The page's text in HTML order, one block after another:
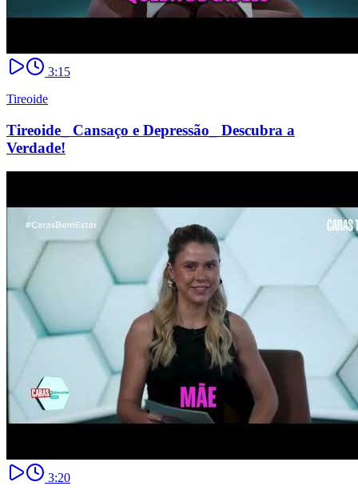
3:15
Tireoide
Tireoide_ Cansaço e Depressão_ Descubra a
Verdade!
3:20